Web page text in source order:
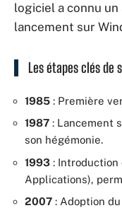
logiciel a connu
lancement sur
Les étapes clés de
1985 : Première
1987 : Lancement
son hégémonie.
1993 : Introduction
Applications),
2007 : Adoption